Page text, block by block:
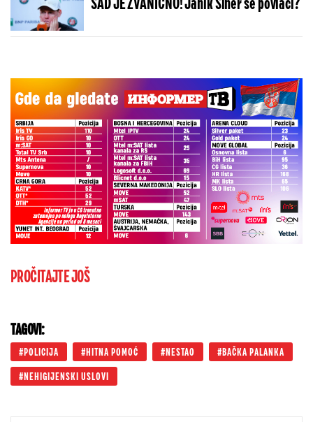
SAD JE ZVANIČNO! Janik Siner se povlači?
PROČITAJTE JOŠ
TAGOVI:
POLICIJA HITNA POMOĆ NESTAO BAČKA PALANKA
NEHIGIJENSKI USLOVI